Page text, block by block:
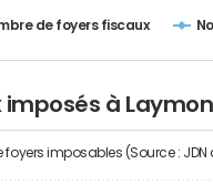
de foyers fiscaux
imposés à
foyers imposables (Source :